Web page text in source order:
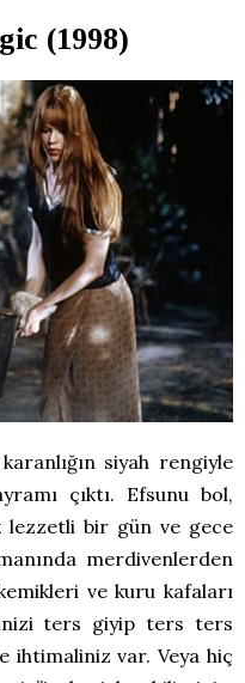
(1998)
siyah rengiyle
çıktı. Efsunu bol,
lezzetli bir gün ve gece
merdivenlerden
ve kuru kafaları
ters giyip ters ters
ihtimaliniz var. Veya hiç